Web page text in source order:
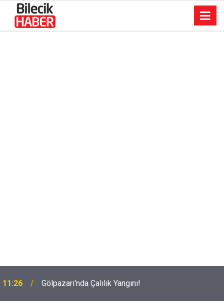
11:26 Gölpazarı'nda Çalılık Yangını!